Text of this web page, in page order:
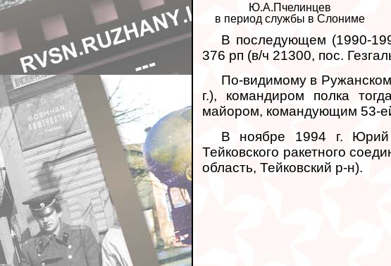
Ю.А.Пчелинцев
в период службы в Слониме
В последующем (1990-
376 рп (в/ч 21300, пос.
По-видимому в
г.), командиром полка
майором, командующим 53-
В ноябре 1994 г. Юрий
Тейковского ракетного
область, Тейковский р-н).